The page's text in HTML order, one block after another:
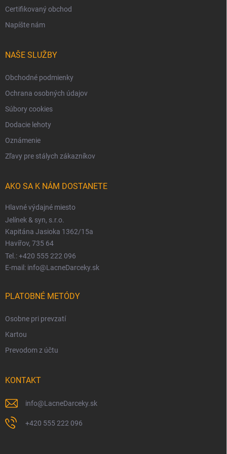
Certifikovaný obchod
Napíšte nám
NAŠE SLUŽBY
Obchodné podmienky
Ochrana osobných údajov
Súbory cookies
Dodacie lehoty
Oznámenie
Zľavy pre stálych zákazníkov
AKO SA K NÁM DOSTANETE
Hlavné výdajné miesto
Jelínek & syn, s.r.o.
Kapitána Jasioka 1362/15a
Havířov, 735 64
Tel.: +420 555 222 096
E-mail: info@LacneDarceky.sk
PLATOBNÉ METÓDY
Osobne pri prevzatí
Kartou
Prevodom z účtu
KONTAKT
info@LacneDarceky.sk
+420 555 222 096